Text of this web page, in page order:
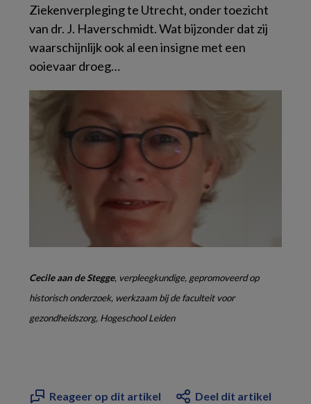
Ziekenverpleging te Utrecht, onder toezicht
van dr. J. Haverschmidt. Wat bijzonder dat zij
waarschijnlijk ook al een insigne met een
ooievaar droeg…
Cecile aan de Stegge, verpleegkundige, gepromoveerd op
historisch onderzoek, werkzaam bij de faculteit voor
gezondheidszorg, Hogeschool Leiden
Reageer op dit artikel Deel dit artikel